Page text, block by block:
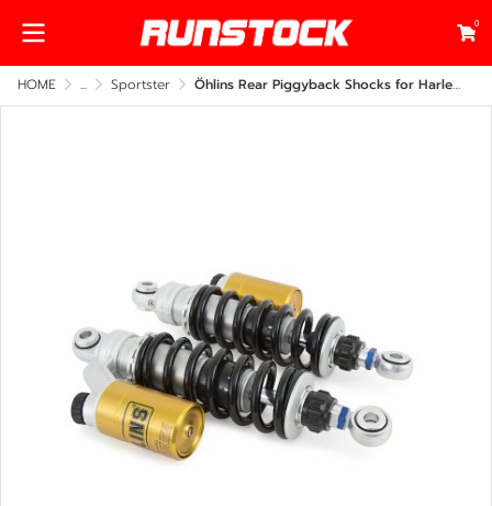
0
HOME ... Sportster Öhlins Rear Piggyback Shocks for Harley-Davidson – Fully Adjustable Performance Suspension